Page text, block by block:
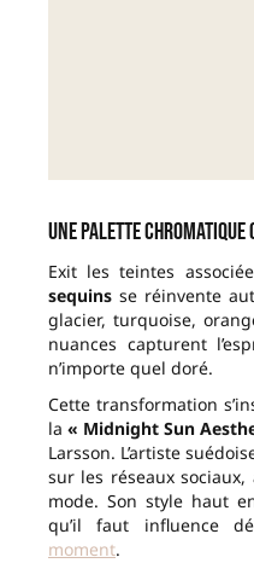
Une palette chromatique
Exit les teintes
sequins se réinvente
glacier, turquoise,
nuances capturent
n’importe quel doré.
Cette transformation
la « Midnight Sun
Larsson. L’artiste
sur les réseaux sociaux,
mode. Son style haut
qu’il faut influence
moment.